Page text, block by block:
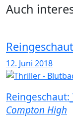
Auch
12. Juni 2018
Reingeschaut:
Compton High